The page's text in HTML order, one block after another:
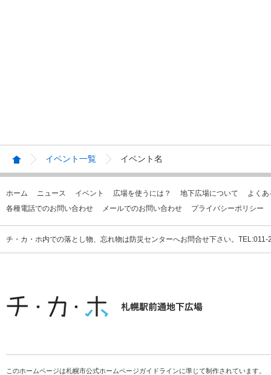
イベント一覧 イベント名
ホーム ニュース イベント 広場を使うには？ 地下広場について
よく
各種電話でのお問い合わせ
メールでのお問い合わせ プライバシーポリシー
チ・カ・ホ内での落とし物、忘れ物は防災センターへお問合せ下さい。
このホームページは札幌市公式ホームページガイドラインに準じて制作されています。